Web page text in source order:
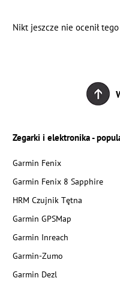
Nikt jeszcze nie ocenił
Zegarki i elektronika -
Garmin Fenix
Garmin Fenix 8 Sapphire
HRM Czujnik Tętna
Garmin GPSMap
Garmin Inreach
Garmin-Zumo
Garmin Dezl